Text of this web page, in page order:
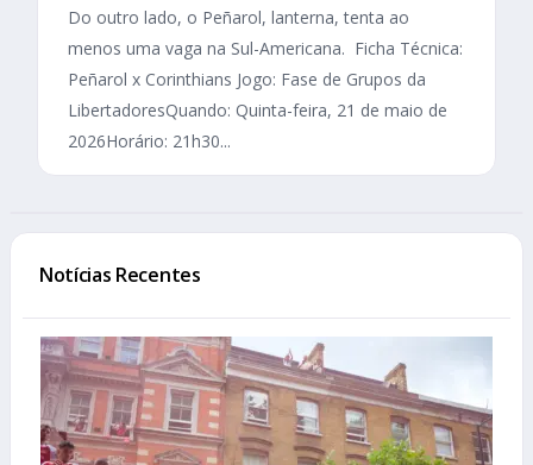
Do outro lado, o Peñarol, lanterna, tenta ao
menos uma vaga na Sul-Americana. Ficha Técnica:
Peñarol x Corinthians Jogo: Fase de Grupos da
LibertadoresQuando: Quinta-feira, 21 de maio de
2026Horário: 21h30...
Notícias Recentes